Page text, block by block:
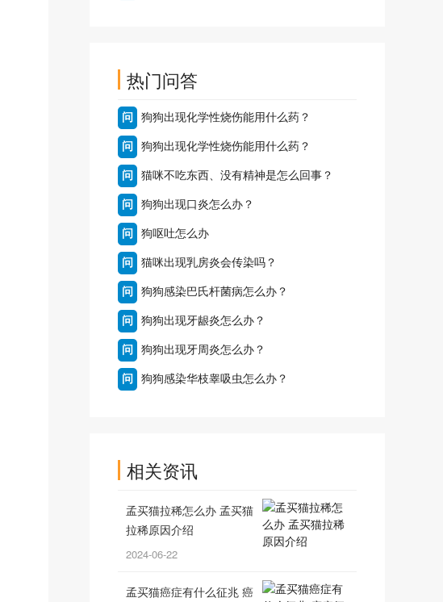
热门问答
问 狗狗出现化学性烧伤能用什么药？
问 狗狗出现化学性烧伤能用什么药？
问 猫咪不吃东西、没有精神是怎么回事？
问 狗狗出现口炎怎么办？
问 狗呕吐怎么办
问 猫咪出现乳房炎会传染吗？
问 狗狗感染巴氏杆菌病怎么办？
问 狗狗出现牙龈炎怎么办？
问 狗狗出现牙周炎怎么办？
问 狗狗感染华枝睾吸虫怎么办？
相关资讯
孟买猫拉稀怎么办 孟买猫
拉稀原因介绍
2024-06-22
孟买猫癌症有什么征兆 癌